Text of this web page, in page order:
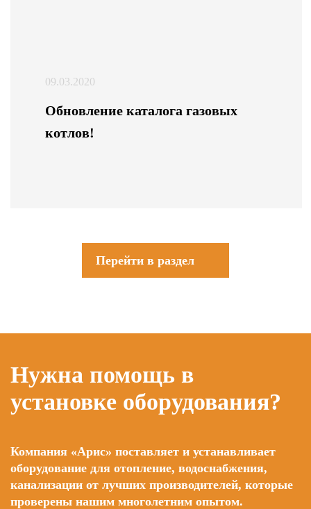
09.03.2020
Обновление каталога газовых
котлов!
Перейти в раздел
Нужна помощь в
установке оборудования?
Компания «Арис» поставляет и устанавливает
оборудование для отопление, водоснабжения,
канализации от лучших производителей, которые
проверены нашим многолетним опытом.